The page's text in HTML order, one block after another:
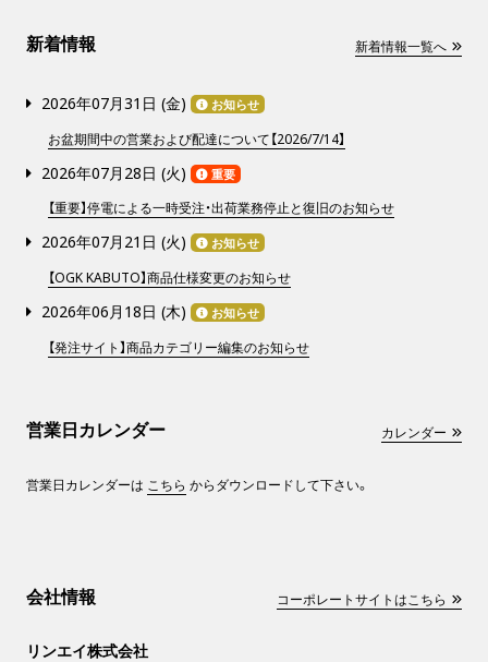
新着情報 新着情報一覧へ
2026年07月31日 (金) お知らせ
お盆期間中の営業および配達について【2026/7/14】
2026年07月28日 (火) 重要
【重要】停電による一時受注・出荷業務停止と復旧のお知らせ
2026年07月21日 (火) お知らせ
【OGK KABUTO】商品仕様変更のお知らせ
2026年06月18日 (木) お知らせ
【発注サイト】商品カテゴリー編集のお知らせ
営業日カレンダー カレンダー
営業日カレンダーは こちら からダウンロードして下さい。
会社情報 コーポレートサイトはこちら
リンエイ株式会社